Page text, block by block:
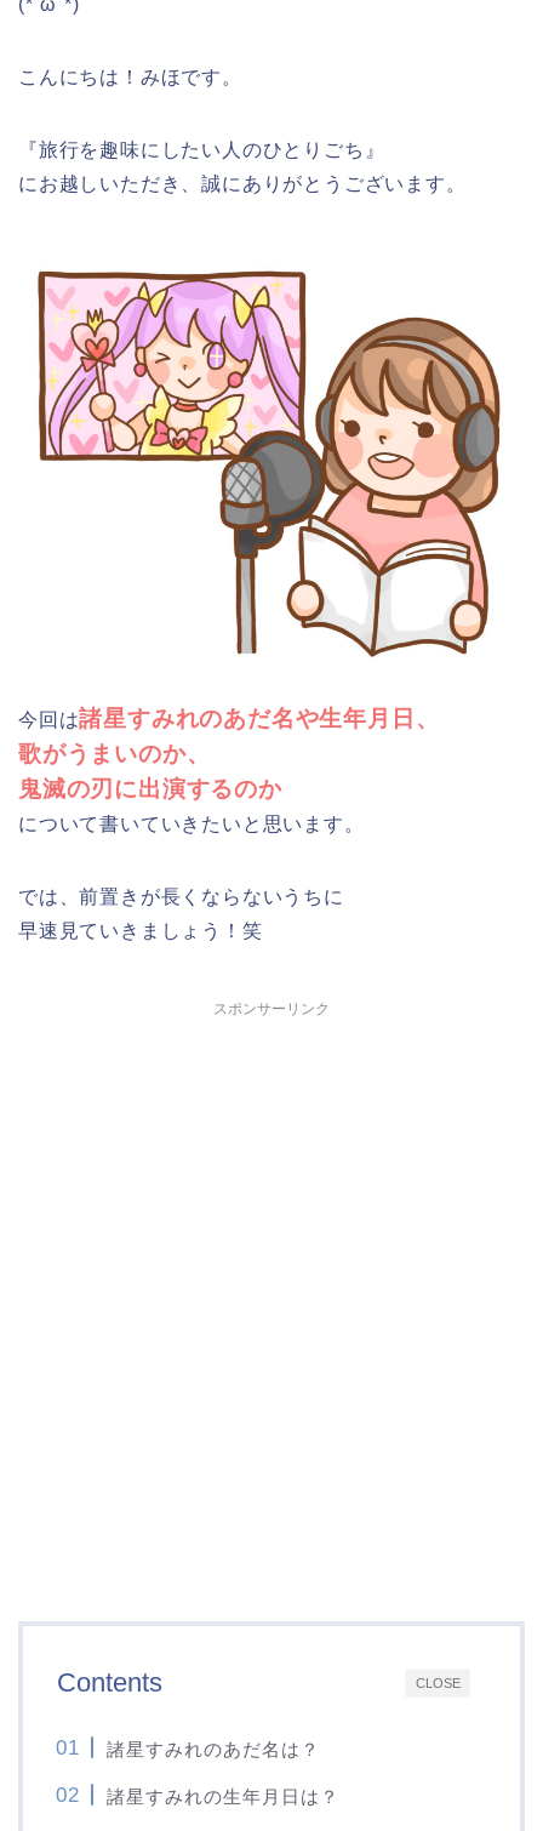
こんにちは！みほです。
『旅行を趣味にしたい人のひとりごち』
にお越しいただき、誠にありがとうございます。
今回は諸星すみれのあだ名や生年月日、
歌がうまいのか、
鬼滅の刃に出演するのか
について書いていきたいと思います。
では、前置きが長くならないうちに
早速見ていきましょう！笑
スポンサーリンク
CLOSE
Contents
諸星すみれのあだ名は？
諸星すみれの生年月日は？